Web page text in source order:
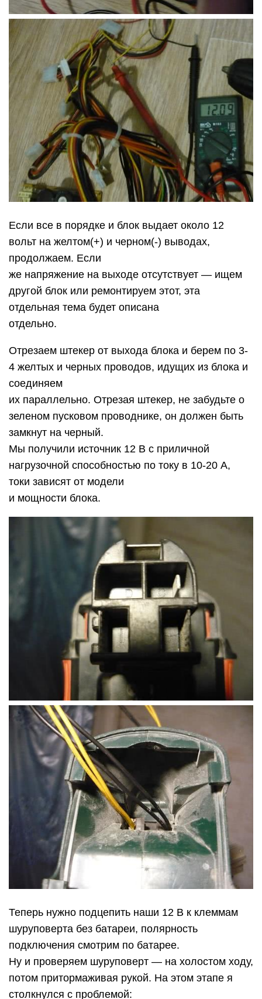
Если все в порядке и блок выдает около 12
вольт на желтом(+) и черном(-) выводах,
продолжаем. Если
же напряжение на выходе отсутствует — ищем
другой блок или ремонтируем этот, эта
отдельная тема будет описана
отдельно.
Отрезаем штекер от выхода блока и берем по 3-
4 желтых и черных проводов, идущих из блока и
соединяем
их параллельно. Отрезая штекер, не забудьте о
зеленом пусковом проводнике, он должен быть
замкнут на черный.
Мы получили источник 12 В с приличной
нагрузочной способностью по току в 10-20 А,
токи зависят от модели
и мощности блока.
Теперь нужно подцепить наши 12 В к клеммам
шуруповерта без батареи, полярность
подключения смотрим по батарее.
Ну и проверяем шуруповерт — на холостом ходу,
потом притормаживая рукой. На этом этапе я
столкнулся с проблемой: